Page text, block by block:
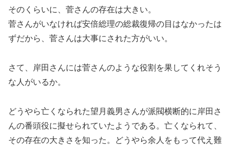
そのくらいに、菅さんの存在は大きい。
菅さんがいなければ安倍総理の総裁復帰の目はなかったは
ずだから、菅さんは大事にされた方がいい。
さて、岸田さんには菅さんのような役割を果してくれそう
な人がいるか。
どうやら亡くなられた望月義男さんが派閥横断的に岸田さ
んの番頭役に擬せられていたようである。亡くなられて、
その存在の大きさを知った。どうやら余人をもって代え難